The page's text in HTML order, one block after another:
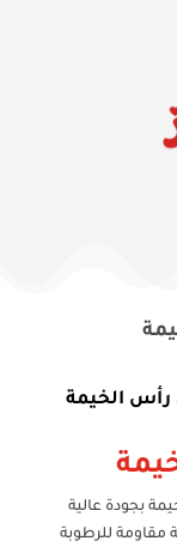
الخيمة
بجودة عالية
للرطوبة